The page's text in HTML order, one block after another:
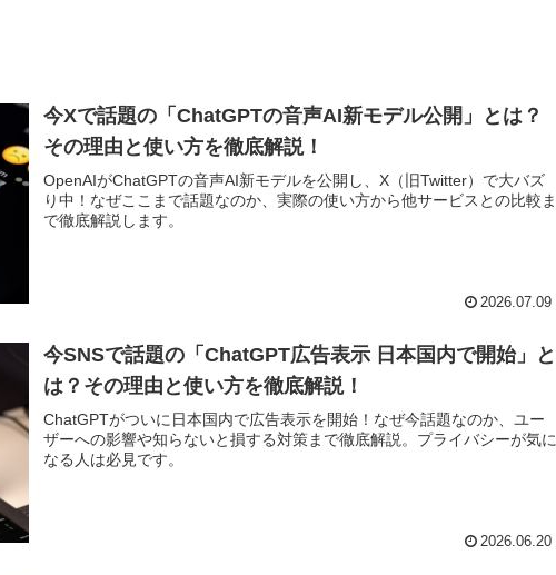
今Xで話題の「ChatGPTの音声AI新モデル公開」とは？
その理由と使い方を徹底解説！
OpenAIがChatGPTの音声AI新モデルを公開し、X（旧Twitter）で大バズ
り中！なぜここまで話題なのか、実際の使い方から他サービスとの比較ま
で徹底解説します。
2026.07.09
今SNSで話題の「ChatGPT広告表示 日本国内で開始」と
は？その理由と使い方を徹底解説！
ChatGPTがついに日本国内で広告表示を開始！なぜ今話題なのか、ユー
ザーへの影響や知らないと損する対策まで徹底解説。プライバシーが気に
なる人は必見です。
2026.06.20